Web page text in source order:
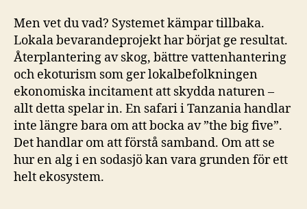
Men vet du vad? Systemet kämpar tillbaka.
Lokala bevarandeprojekt har börjat ge resultat.
Återplantering av skog, bättre vattenhantering
och ekoturism som ger lokalbefolkningen
ekonomiska incitament att skydda naturen –
allt detta spelar in. En safari i Tanzania handlar
inte längre bara om att bocka av ”the big five”.
Det handlar om att förstå samband. Om att se
hur en alg i en sodasjö kan vara grunden för ett
helt ekosystem.